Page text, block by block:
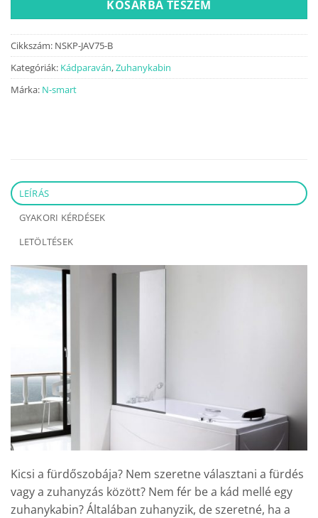
KOSÁRBA TESZEM
Cikkszám: NSKP-JAV75-B
Kategóriák: Kádparaván,Zuhanykabin
Márka: N-smart
LEÍRÁS
GYAKORI KÉRDÉSEK
LETÖLTÉSEK
Kicsi a fürdőszobája? Nem szeretne választani a fürdés
vagy a zuhanyzás között? Nem fér be a kád mellé egy
zuhanykabin? Általában zuhanyzik, de szeretné, ha a